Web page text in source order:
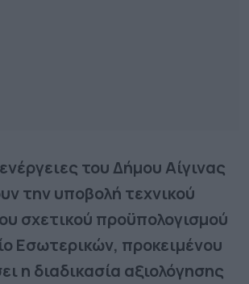
του Δήμου Αίγινας
την υποβολή τεχνικού
σχετικού προϋπολογισμού
Εσωτερικών, προκειμένου
η διαδικασία αξιολόγησης